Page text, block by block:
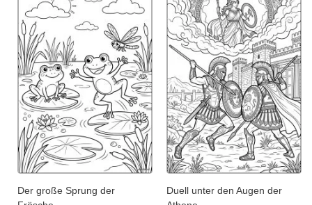
Der große Sprung der
Duell unter den Augen der